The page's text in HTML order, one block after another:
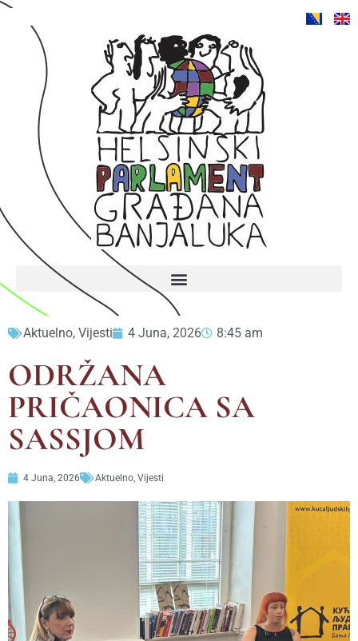
Aktuelno, Vijesti 4 Juna, 2026 8:45 am
ODRŽANA
PRIČAONICA SA
SASSJOM
4 Juna, 2026 Aktuelno, Vijesti